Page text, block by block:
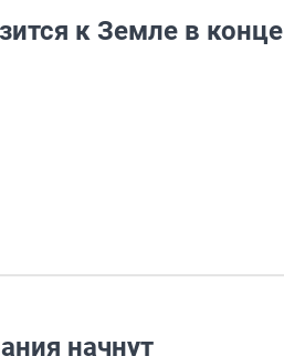
к Земле в конце
начнут